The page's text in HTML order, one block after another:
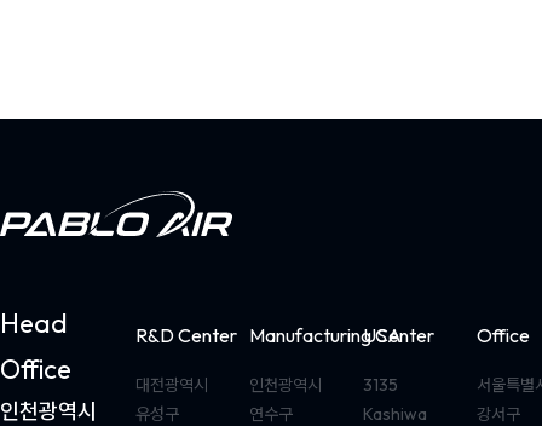
Head
Office
인천광역시
R&D Center
대전광역시
유성구
Manufacturing Center
인천광역시
연수구
USA
3135
Kashiwa
Office
서울특별
강서구